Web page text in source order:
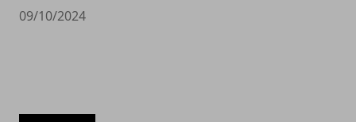
09/10/2024